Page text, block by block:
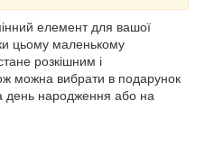
елемент для вашої
цьому маленькому
розкішним і
можна вибрати в подарунок
народження або на